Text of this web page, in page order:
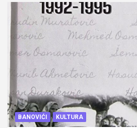
BANOVIĆI KULTURA